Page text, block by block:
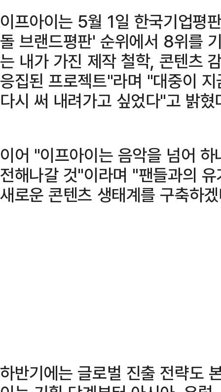
이프아이는 5월 1일 한국기업평
돌 브랜드평판' 순위에서 8위를
는 내가 가진 제작 철학, 콘텐츠
응집된 프로젝트"라며 "대중이
다시 써 내려가고 싶었다"고 밝혔
이어 "이프아이는 음악을 넘어
전해나갈 것"이라며 "팬들과의
새로운 콘텐츠 생태계를 구축하
하반기에는 글로벌 진출 전략도